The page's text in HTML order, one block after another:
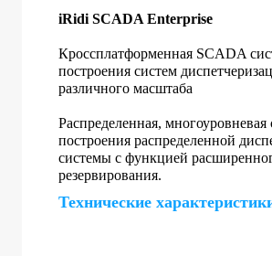
iRidi SCADA Enterprise
Кроссплатформенная SCADA
построения систем
различного масштаба
Распределенная, многоуровневая
построения распределенной
системы с функцией
резервирования.
Технические